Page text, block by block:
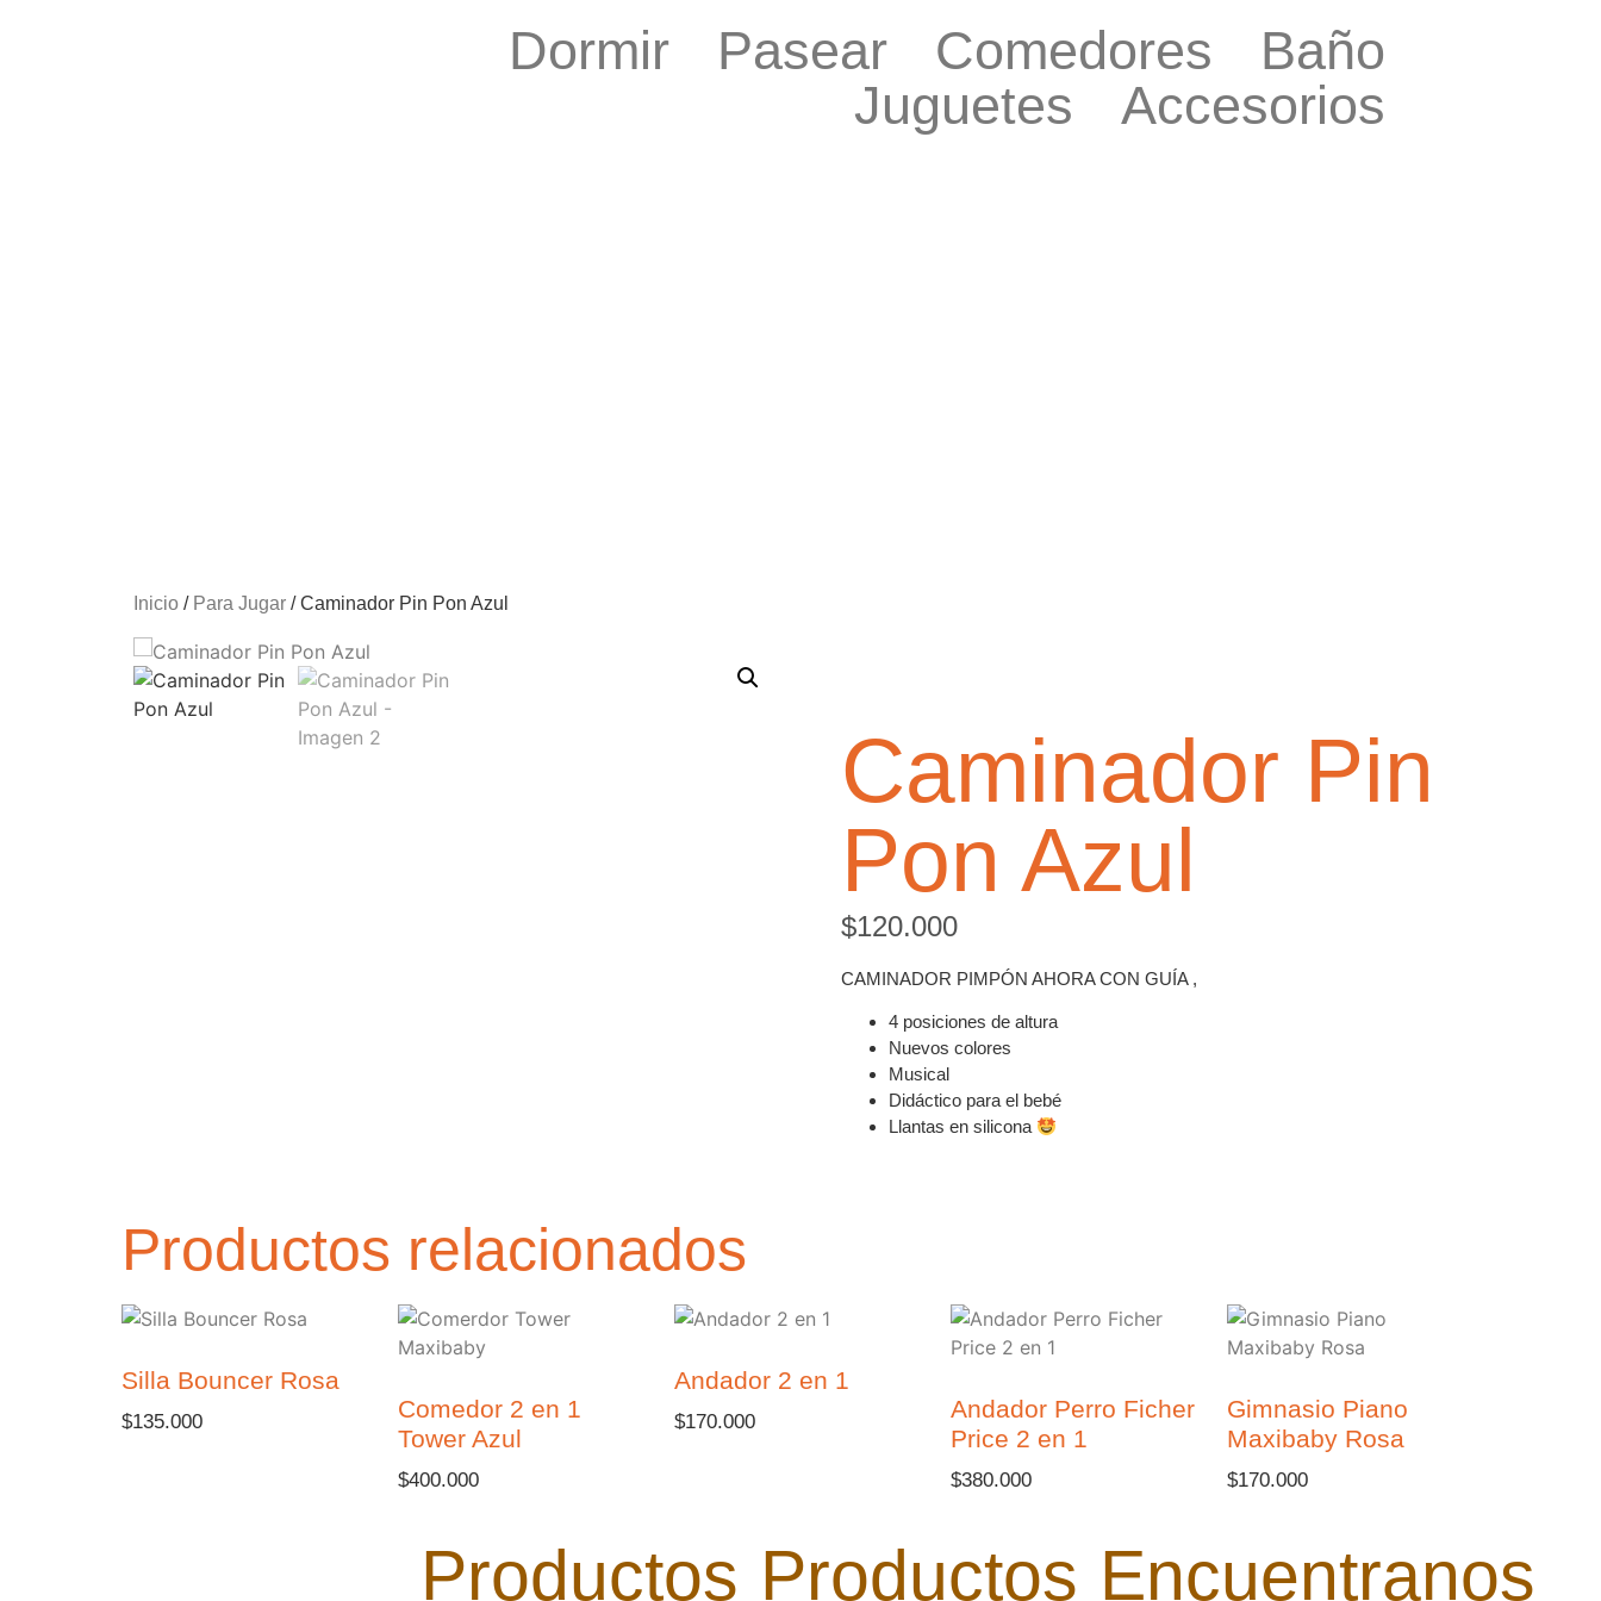
Dormir Pasear Comedores
Baño
Juguetes
Accesorios
Inicio / Para Jugar / Caminador Pin Pon Azul
Caminador Pin
Pon Azul
$120.000
CAMINADOR PIMPÓN AHORA CON GUÍA ,
4 posiciones de altura
Nuevos colores
Musical
Didáctico para el bebé
Llantas en silicona
Productos relacionados
Silla Bouncer Rosa
$135.000
Comedor 2 en 1
Tower Azul
$400.000
Andador 2 en 1
$170.000
Andador Perro Ficher
Price 2 en 1
$380.000
Gimnasio Piano
Maxibaby Rosa
$170.000
Productos Productos Encuentranos